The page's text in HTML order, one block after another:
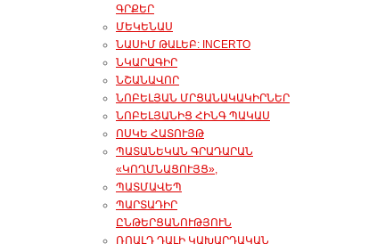
ԳՐՔԵՐ
ՄԵԿԵՆԱՍ
ՆԱՍԻՄ ԹԱԼԵԲ: INCERTO
ՆԿԱՐԱԳԻՐ
ՆՇԱՆԱՎՈՐ
ՆՈԲԵԼՅԱՆ ՄՐՑԱՆԱԿԱԿԻՐՆԵՐ
ՆՈԲԵԼՅԱՆԻՑ ՀԻՆԳ ՊԱԿԱՍ
ՈՍԿԵ ՀԱՏՈՒՅԹ
ՊԱՏԱՆԵԿԱՆ ԳՐԱԴԱՐԱՆ
«ԿՈՂՄՆԱՑՈՒՅՑ»,
ՊԱՏՄԱՎԵՊ
ՊԱՐՏԱԴԻՐ
ԸՆԹԵՐՑԱՆՈՒԹՅՈՒՆ
ՌՈԱԼԴ ԴԱԼԻ ԿԱԽԱՐԴԱԿԱՆ